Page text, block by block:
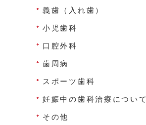
義歯（入れ歯）
小児歯科
口腔外科
歯周病
スポーツ歯科
妊娠中の歯科治療について
その他